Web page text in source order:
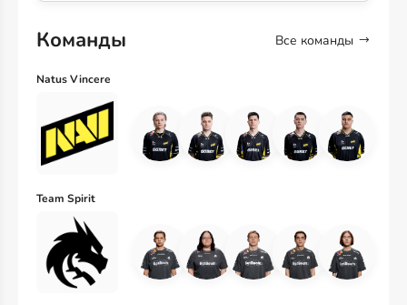
Команды Все команды
Natus Vincere
Team Spirit